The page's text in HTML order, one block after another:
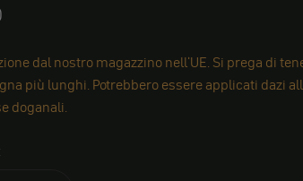
dal nostro magazzino nell'UE. Si prega di
più lunghi. Potrebbero essere applicati dazi
doganali.